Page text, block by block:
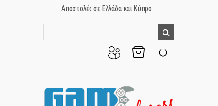
Αποστολές σε Ελλάδα και Κύπρο
μου